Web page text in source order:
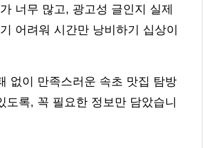
너무 많고, 광고성 글인지 실제
어려워 시간만 낭비하기 십상이
없이 만족스러운 속초 맛집 탐방
도록, 꼭 필요한 정보만 담았습니